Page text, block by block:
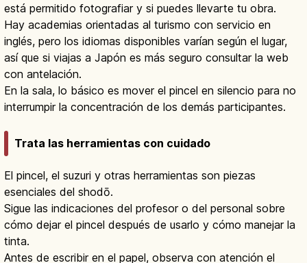
está permitido fotografiar y si puedes llevarte tu obra.
Hay academias orientadas al turismo con servicio en
inglés, pero los idiomas disponibles varían según el lugar,
así que si viajas a Japón es más seguro consultar la web
con antelación.
En la sala, lo básico es mover el pincel en silencio para no
interrumpir la concentración de los demás participantes.
Trata las herramientas con cuidado
El pincel, el suzuri y otras herramientas son piezas
esenciales del shodō.
Sigue las indicaciones del profesor o del personal sobre
cómo dejar el pincel después de usarlo y cómo manejar la
tinta.
Antes de escribir en el papel, observa con atención el